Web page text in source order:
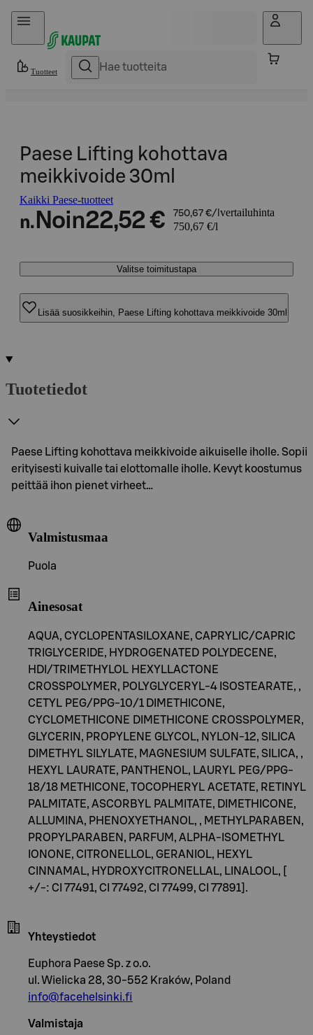
Hyppää sisältöön
Tuotteet
Paese Lifting kohottava
meikkivoide 30ml
Kaikki Paese-tuotteet
n. Noin22,52 € 750,67 €/l vertailuhinta
750,67 €/l
Valitse toimitustapa
Lisää suosikkeihin, Paese Lifting kohottava meikkivoide 30ml
Tuotetiedot
Paese Lifting kohottava meikkivoide aikuiselle iholle. Sopii
erityisesti kuivalle tai elottomalle iholle. Kevyt koostumus
peittää ihon pienet virheet…
Valmistusmaa
Puola
Ainesosat
AQUA, CYCLOPENTASILOXANE, CAPRYLIC/CAPRIC
TRIGLYCERIDE, HYDROGENATED POLYDECENE,
HDI/TRIMETHYLOL HEXYLLACTONE
CROSSPOLYMER, POLYGLYCERYL-4 ISOSTEARATE, ,
CETYL PEG/PPG-10/1 DIMETHICONE,
CYCLOMETHICONE DIMETHICONE CROSSPOLYMER,
GLYCERIN, PROPYLENE GLYCOL, NYLON-12, SILICA
DIMETHYL SILYLATE, MAGNESIUM SULFATE, SILICA, ,
HEXYL LAURATE, PANTHENOL, LAURYL PEG/PPG-
18/18 METHICONE, TOCOPHERYL ACETATE, RETINYL
PALMITATE, ASCORBYL PALMITATE, DIMETHICONE,
ALLUMINA, PHENOXYETHANOL, , METHYLPARABEN,
PROPYLPARABEN, PARFUM, ALPHA-ISOMETHYL
IONONE, CITRONELLOL, GERANIOL, HEXYL
CINNAMAL, HYDROXYCITRONELLAL, LINALOOL, [
+/-: CI 77491, CI 77492, CI 77499, CI 77891].
Yhteystiedot
Euphora Paese Sp. z o.o.
ul. Wielicka 28, 30-552 Kraków, Poland
info@facehelsinki.fi
Valmistaja